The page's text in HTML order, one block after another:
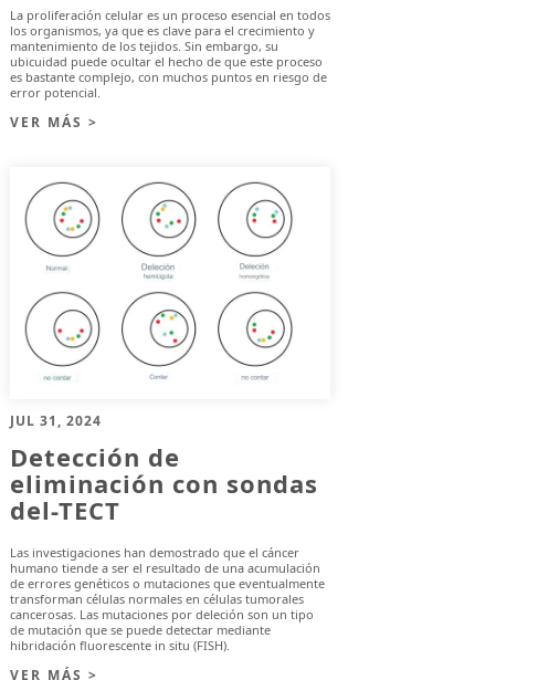
La proliferación celular es un proceso esencial en todos
los organismos, ya que es clave para el crecimiento y
mantenimiento de los tejidos. Sin embargo, su
ubicuidad puede ocultar el hecho de que este proceso
es bastante complejo, con muchos puntos en riesgo de
error potencial.
VER MÁS >
JUL 31, 2024
Detección de
eliminación con sondas
del-TECT
Las investigaciones han demostrado que el cáncer
humano tiende a ser el resultado de una acumulación
de errores genéticos o mutaciones que eventualmente
transforman células normales en células tumorales
cancerosas. Las mutaciones por deleción son un tipo
de mutación que se puede detectar mediante
hibridación fluorescente in situ (FISH).
VER MÁS >